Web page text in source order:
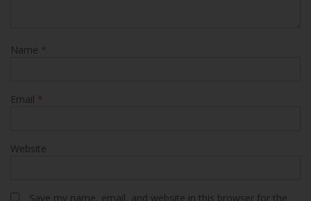
Name *
Email *
Website
Save my name, email, and website in this browser for the